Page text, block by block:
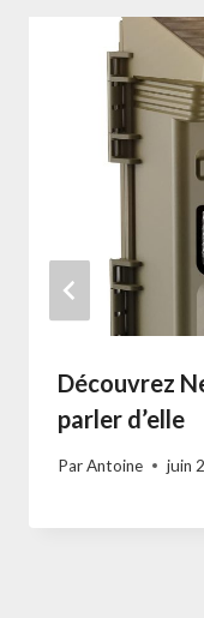
Découvrez
parler d’elle
ParAntoine juin